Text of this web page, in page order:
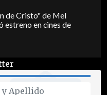
de Cristo" de Mel
estreno en cines de